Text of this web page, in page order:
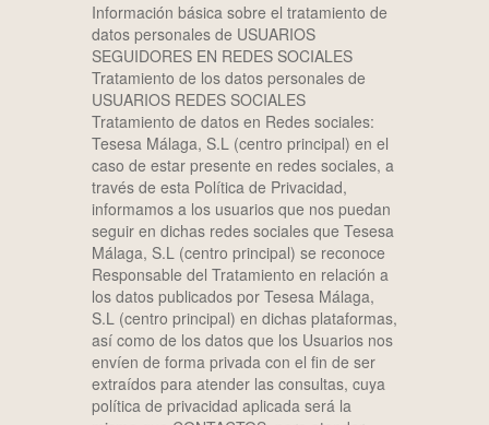
Información básica sobre el tratamiento de
datos personales de USUARIOS
SEGUIDORES EN REDES SOCIALES
Tratamiento de los datos personales de
USUARIOS REDES SOCIALES
Tratamiento de datos en Redes sociales:
Tesesa Málaga, S.L (centro principal) en el
caso de estar presente en redes sociales, a
través de esta Política de Privacidad,
informamos a los usuarios que nos puedan
seguir en dichas redes sociales que Tesesa
Málaga, S.L (centro principal) se reconoce
Responsable del Tratamiento en relación a
los datos publicados por Tesesa Málaga,
S.L (centro principal) en dichas plataformas,
así como de los datos que los Usuarios nos
envíen de forma privada con el fin de ser
extraídos para atender las consultas, cuya
política de privacidad aplicada será la